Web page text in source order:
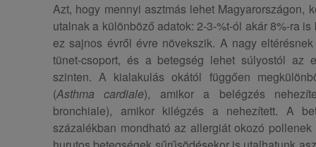
Azt, hogy mennyi asztmás lehet Magyarországon,
utalnak a különböző adatok: 2-3-%t-ól akár 8%-ra
ez sajnos évről évre növekszik. A nagy
tünet-csoport, és a betegség lehet súlyostól az
szinten. A kialakulás okától függően
(Asthma cardiale), amikor a belégzés
bronchiale), amikor kilégzés a nehezített. A
százalékban mondható az allergiát okozó